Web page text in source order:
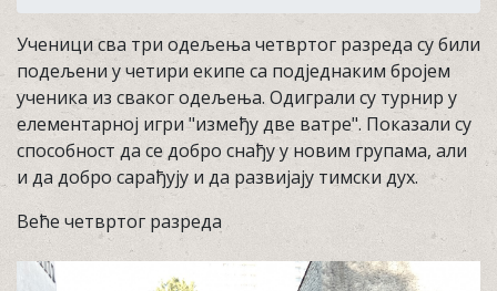
Ученици сва три одељења четвртог разреда су били
подељени у четири екипе са подједнаким бројем
ученика из сваког одељења. Одиграли су турнир у
елементарној игри "између две ватре". Показали су
способност да се добро снађу у новим групама, али
и да добро сарађују и да развијају тимски дух.
Веће четвртог разреда